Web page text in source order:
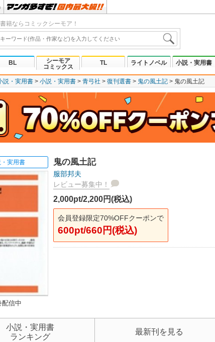
籍ならコミックシーモア！
BL
シーモア
コミックス
TL ライトノベル 小説・実用書
説・実用書 小説・実用書 青弓社 復刊選書 鬼の風土記 鬼の風土記
実用書
配信中
鬼の風土記
服部邦夫
レビュー募集中！
2,000pt/2,200円(税込)
会員登録限定70%OFFクーポンで
600pt/660円(税込)
小説・実用書
ランキング
最新刊を見る